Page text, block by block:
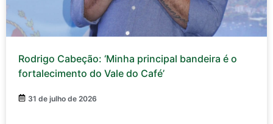
Rodrigo Cabeção: ‘Minha principal bandeira é o
fortalecimento do Vale do Café’
31 de julho de 2026